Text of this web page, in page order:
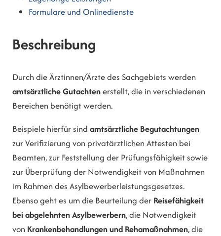
Formulare und Onlinedienste
Beschreibung
Durch die Ärztinnen/Ärzte des Sachgebiets werden
amtsärztliche Gutachtenerstellt, die in verschiedenen
Bereichen benötigt werden.
Beispiele hierfür sind amtsärztliche Begutachtungen
zur Verifizierung von privatärztlichen Attesten bei
Beamten, zur Feststellung der Prüfungsfähigkeit sowie
zur Überprüfung der Notwendigkeit von Maßnahmen
im Rahmen des Asylbewerberleistungsgesetzes.
Ebenso geht es um die Beurteilung der Reisefähigkeit
bei abgelehnten Asylbewerbern, die Notwendigkeit
von Krankenbehandlungen und Rehamaßnahmen, die